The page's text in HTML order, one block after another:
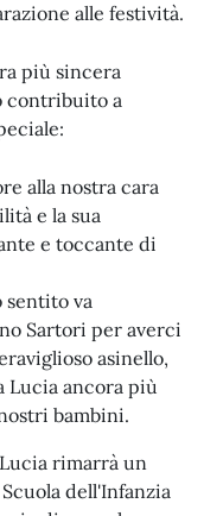
alle festività.
più sincera
contribuito a
alla nostra cara
e la sua
e toccante di
sentito va
Sartori per averci
asinello,
Lucia ancora più
bambini.
rimarrà un
dell'Infanzia